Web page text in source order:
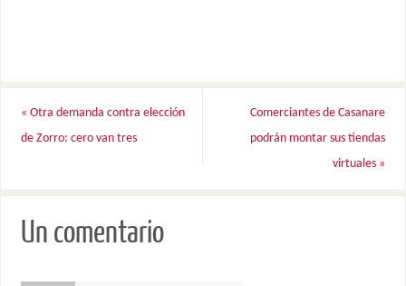
« Otra demanda contra elección
de Zorro: cero van tres
Comerciantes de Casanare
podrán montar sus tiendas
virtuales »
Un comentario